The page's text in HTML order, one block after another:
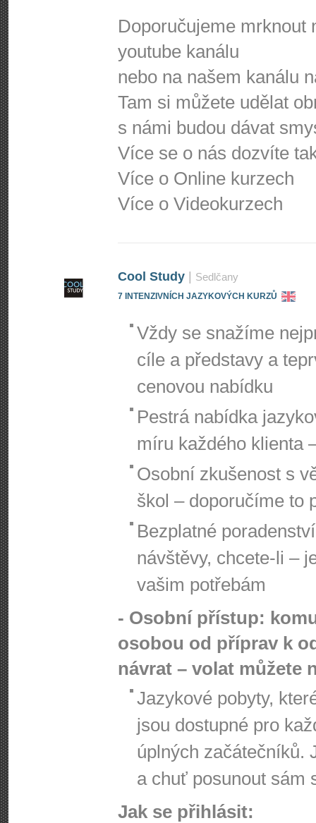
Doporučujeme mrknout
youtube kanálu
nebo na našem kanálu
Tam si můžete udělat
s námi budou dávat
Více se o nás dozvíte
Více o Online kurzech
Více o Videokurzech
Cool Study Sedlčany
7 INTENZIVNÍCH JAZYKOVÝCH KURZŮ
Vždy se snažíme
cíle a představy a
cenovou nabídku
Pestrá nabídka
míru každého klienta
Osobní zkušenost s
škol – doporučíme to
Bezplatné
návštěvy, chcete-li –
vašim potřebám
- Osobní přístup:
osobou od příprav k
návrat – volat můžete
Jazykové pobyty,
jsou dostupné pro
úplných začátečníků.
a chuť posunout sám
Jak se přihlásit: